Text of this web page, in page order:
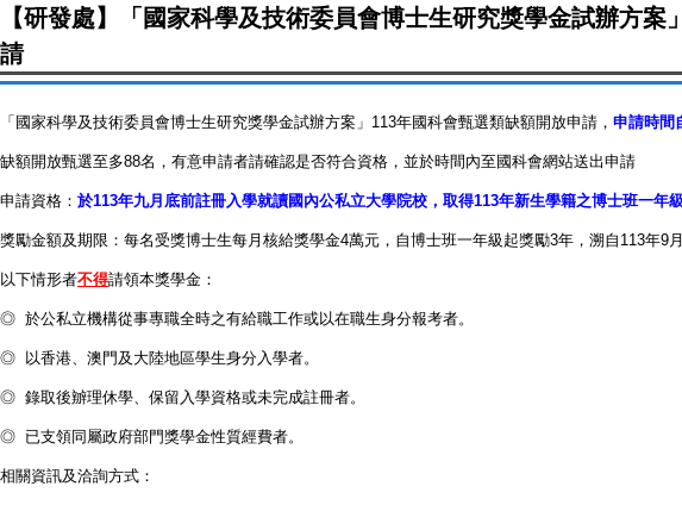
【研發處】「國家科學及技術委員會博士生研究獎學金試辦方
請
「國家科學及技術委員會博士生研究獎學金試辦方案」113年國科會甄選類缺額開放申請， 申請時間
缺額開放甄選至多88名，有意申請者請確認是否符合資格，並於時間內至國科會網站送出申請
申請資格： 於113年九月底前註冊入學就讀國內公私立大學院校，取得113年新生學籍之博士班一年
獎勵金額及期限：每名受獎博士生每月核給獎學金4萬元，自博士班一年級起獎勵3年，溯自113年9
以下情形者不得請領本獎學金：
◎ 於公私立機構從事專職全時之有給職工作或以在職生身分報考者。
◎ 以香港、澳門及大陸地區學生身分入學者。
◎ 錄取後辧理休學、保留入學資格或未完成註冊者。
◎ 已支領同屬政府部門獎學金性質經費者。
相關資訊及洽詢方式：